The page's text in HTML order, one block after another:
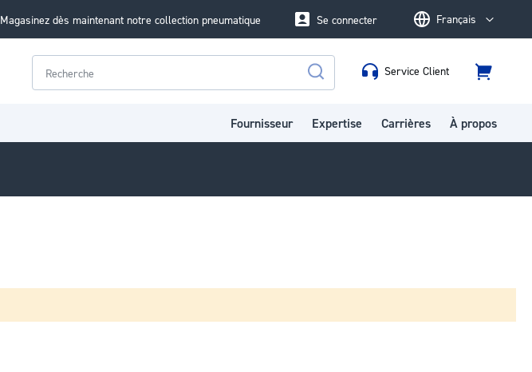
Magasinez dès maintenant notre collection pneumatique LanguageFrançais
Se connecter
Rechercher
Service Client
Panier
Fournisseur Expertise Carrières À propos